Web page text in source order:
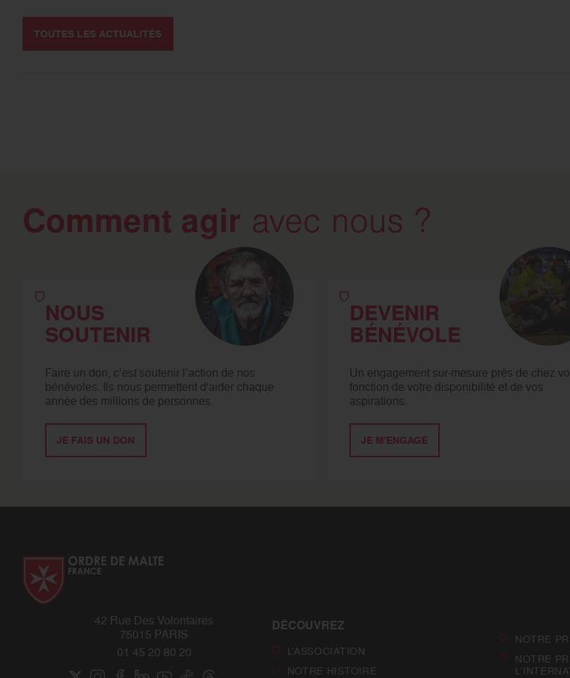
TOUTES LES ACTUALITÉS
Comment agir avec nous ?
NOUS
SOUTENIR
Faire un don, c’est soutenir l’action de nos
bénévoles. Ils nous permettent d'aider chaque
année des millions de personnes.
JE FAIS UN DON
DEVENIR
BÉNÉVOLE
Un engagement sur-mesure près de chez
fonction de votre disponibilité et de vos
aspirations.
JE M'ENGAGE
42 Rue Des Volontaires
75015 PARIS
01 45 20 80 20
DÉCOUVREZ
L’ASSOCIATION
NOTRE HISTOIRE
NOTRE
NOTRE